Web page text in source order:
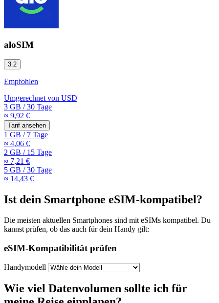
aloSIM
3.2
Empfohlen
Umgerechnet von USD
3 GB /30 Tage
≈ 9,92 €
Tarif ansehen
1 GB /7 Tage
≈ 4,06 €
2 GB /15 Tage
≈ 7,21 €
5 GB /30 Tage
≈ 14,43 €
Ist dein Smartphone eSIM-kompatibel?
Die meisten aktuellen Smartphones sind mit eSIMs kompatibel. Du
kannst prüfen, ob das auch für dein Handy gilt:
eSIM-Kompatibilität prüfen
Handymodell
Wie viel Datenvolumen sollte ich für